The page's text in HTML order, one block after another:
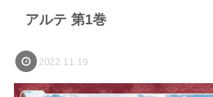
アルテ 第1巻
2022.11.19